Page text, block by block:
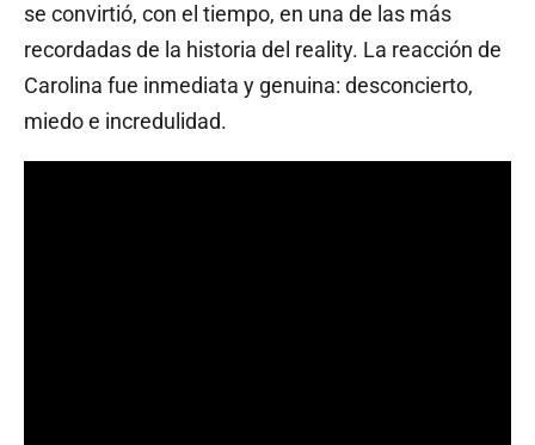
se convirtió, con el tiempo, en una de las más
recordadas de la historia del reality. La reacción de
Carolina fue inmediata y genuina: desconcierto,
miedo e incredulidad.